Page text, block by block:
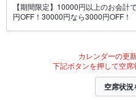
【期間限定】10000円以上のお会
円OFF！30000円なら3000円OFF！
カレンダーの更
下記ボタンを押して空席
空席状況